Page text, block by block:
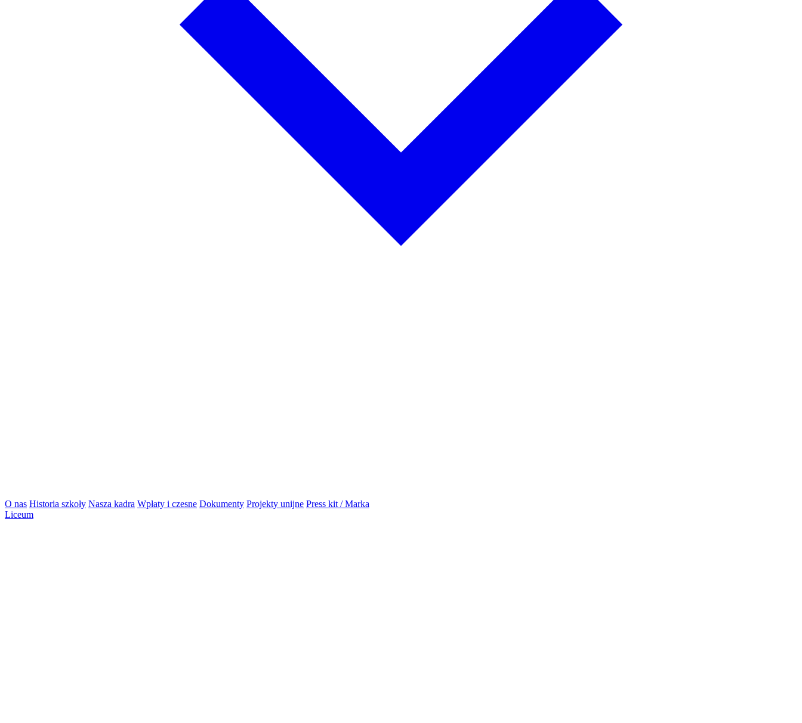
O nas Historia szkoły Nasza kadra Wpłaty i czesne Dokumenty Projekty unijne Press kit / Marka
Liceum